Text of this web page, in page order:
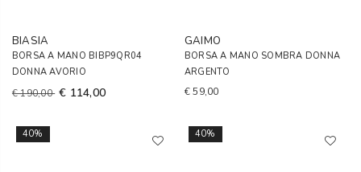
BIASIA
BORSA A MANO BIBP9QR04
DONNA AVORIO
€ 190,00 € 114,00
GAIMO
BORSA A MANO SOMBRA DONNA
ARGENTO
€ 59,00
40% 40%